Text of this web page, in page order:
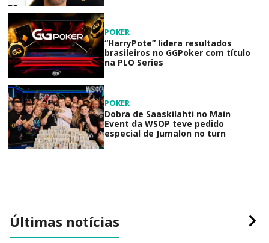
POKER
“HarryPote” lidera resultados
brasileiros no GGPoker com título
na PLO Series
POKER
Dobra de Saaskilahti no Main
Event da WSOP teve pedido
especial de Jumalon no turn
Últimas notícias